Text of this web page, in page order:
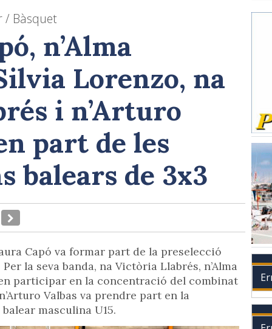
/ Bàsquet
n’Alma
Lorenzo, na
i n’Arturo
part de les
balears de 3x3
Capó va formar part de la preselecció
la seva banda, na Victòria Llabrés, n’Alma
participar en la concentració del combinat
Valbas va prendre part en la
masculina U15.